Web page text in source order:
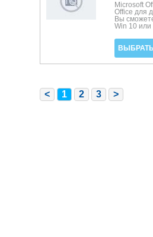
Microsoft
Office для
Вы
Win 10 или
< 1 2 3 >